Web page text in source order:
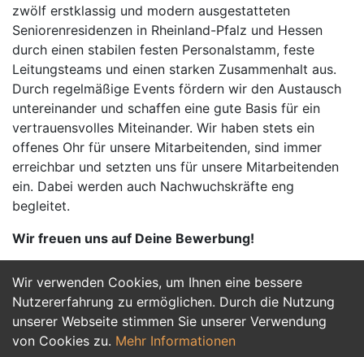
Wir verwenden Cookies, um Ihnen eine bessere
Nutzererfahrung zu ermöglichen. Durch die Nutzung
unserer Webseite stimmen Sie unserer Verwendung
von Cookies zu. Mehr Informationen
zwölf erstklassig und modern ausgestatteten
Seniorenresidenzen in Rheinland-Pfalz und Hessen
durch einen stabilen festen Personalstamm, feste
Leitungsteams und einen starken Zusammenhalt aus.
Durch regelmäßige Events fördern wir den Austausch
untereinander und schaffen eine gute Basis für ein
vertrauensvolles Miteinander. Wir haben stets ein
offenes Ohr für unsere Mitarbeitenden, sind immer
erreichbar und setzten uns für unsere Mitarbeitenden
ein. Dabei werden auch Nachwuchskräfte eng
begleitet.
Wir freuen uns auf Deine Bewerbung!
Jetzt Bewerben